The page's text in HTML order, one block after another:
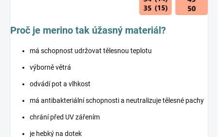
Proč je merino tak úžasný materiál?
má schopnost udržovat tělesnou teplotu
výborně větrá
odvádí pot a vlhkost
má antibakteriální schopnosti a neutralizuje tělesné pachy
chrání před UV zářením
je hebký na dotek